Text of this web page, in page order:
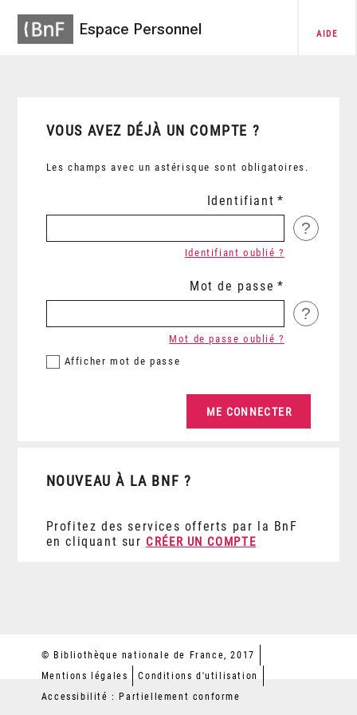
Espace Personnel AIDE
VOUS AVEZ DÉJÀ UN COMPTE ?
Les champs avec un astérisque sont obligatoires.
Identifiant
?
Identifiant oublié ?
Mot de passe
?
Afficher mot de passe
Mot de passe oublié ?
NOUVEAU À LA BNF ?
Profitez des services offerts par la BnF
en cliquant sur CRÉER UN COMPTE
© Bibliothèque nationale de France, 2017
Mentions légales
Conditions d'utilisation
Accessibilité : Partiellement conforme